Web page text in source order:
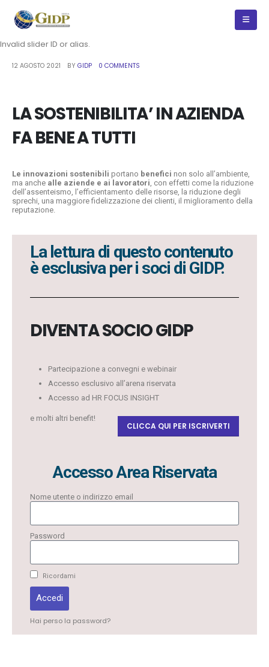
Invalid slider ID or alias.
12 AGOSTO 2021 BY GIDP 0 COMMENTS
LA SOSTENIBILITA’ IN AZIENDA
FA BENE A TUTTI
Le innovazioni sostenibili portano benefici non solo all’ambiente,
ma anche alle aziende e ai lavoratori, con effetti come la riduzione
dell’assenteismo, l’efficientamento delle risorse, la riduzione degli
sprechi, una maggiore fidelizzazione dei clienti, il miglioramento della
reputazione.
La lettura di questo contenuto
è esclusiva per i soci di GIDP.
DIVENTA SOCIO GIDP
Partecipazione a convegni e webinair
Accesso esclusivo all’arena riservata
Accesso ad HR FOCUS INSIGHT
e molti altri benefit!
CLICCA QUI PER ISCRIVERTI
Accesso Area Riservata
Nome utente o indirizzo email
Password
Ricordami
Accedi
Hai perso la password?